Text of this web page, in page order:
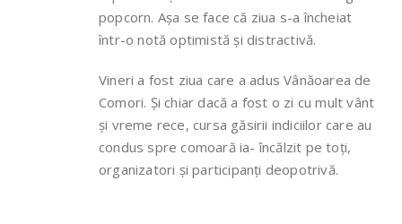
popcorn. Așa se face că ziua s-a încheiat
într-o notă optimistă și distractivă.
Vineri a fost ziua care a adus Vânăoarea de
Comori. Și chiar dacă a fost o zi cu mult vânt
și vreme rece, cursa găsirii indiciilor care au
condus spre comoară ia- încălzit pe toți,
organizatori și participanți deopotrivă.